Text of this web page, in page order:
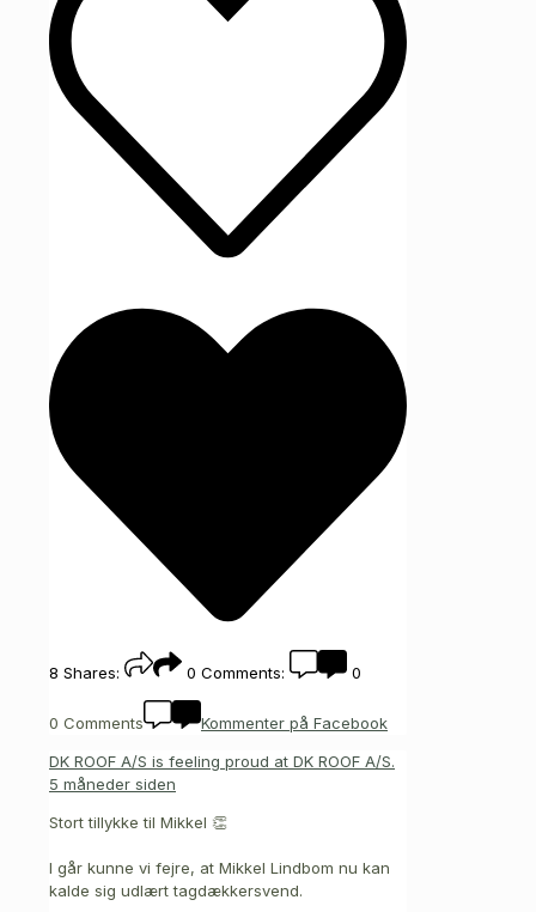
8 Shares: 0 Comments: 0
0 Comments
Kommenter på Facebook
DK ROOF A/S is feeling proud at DK ROOF A/S.
5 måneder siden
Stort tillykke til Mikkel 👏
I går kunne vi fejre, at Mikkel Lindbom nu kan
kalde sig udlært tagdækkersvend.